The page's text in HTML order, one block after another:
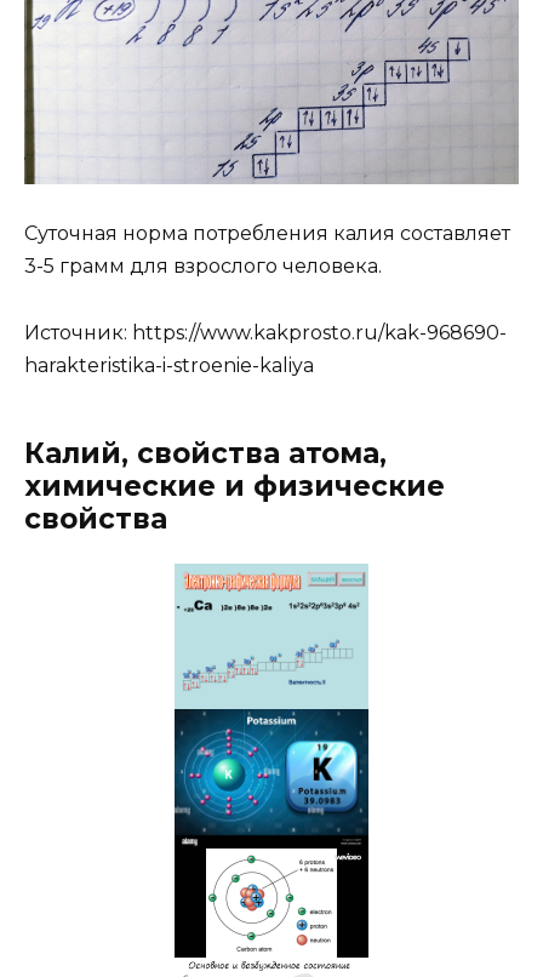
Суточная норма потребления калия составляет
3-5 грамм для взрослого человека.
Источник: https://www.kakprosto.ru/kak-968690-
harakteristika-i-stroenie-kaliya
Калий, свойства атома,
химические и физические
свойства